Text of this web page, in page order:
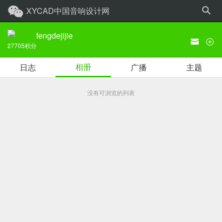
XYCAD中国音响设计网
fengdejijie
27705积分
日志 相册 广播 主题
没有可浏览的列表